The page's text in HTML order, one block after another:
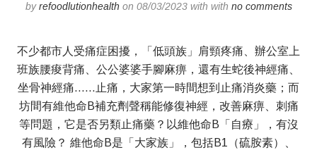
byrefoodlutionhealth on 08/03/2023 with with no comments
不少都市人受痛症困擾，「低頭族」肩頸疼痛、辦公室上
班族腰痠背痛、公公婆婆手腳麻痹，還有生蛇後神經痛、
坐骨神經痛……止痛，大家第一時間想到止痛消炎藥；而
坊間有維他命B補充劑聲稱能修復神經，改善麻痹、刺痛
等問題，它是否另類止痛藥？以維他命B「自療」，有沒
有風險？ 維他命B是「大家族」，包括B1（硫胺素）、